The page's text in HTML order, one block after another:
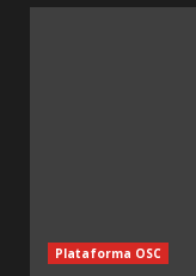
Plataforma OSC